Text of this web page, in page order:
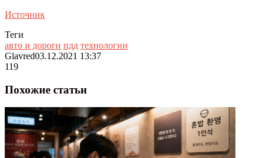
Источник
Теги
авто и дороги пдд технологии
Glavred03.12.2021 13:37
119
Похожие статьи